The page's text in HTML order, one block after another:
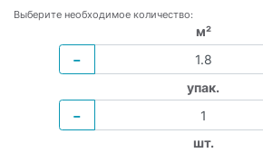
Выберите необходимое количество:
м²
−
упак.
−
шт.